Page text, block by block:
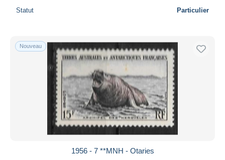
Statut Particulier
Nouveau
1956 - 7 **MNH - Otaries